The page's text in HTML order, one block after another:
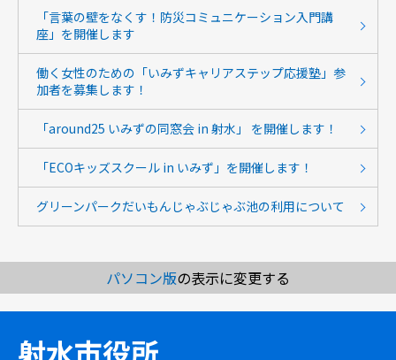
「言葉の壁をなくす！防災コミュニケーション入門講
座」を開催します
働く女性のための「いみずキャリアステップ応援塾」参
加者を募集します！
「around25 いみずの同窓会 in 射水」 を開催します！
「ECOキッズスクール in いみず」を開催します！
グリーンパークだいもんじゃぶじゃぶ池の利用について
パソコン版の表示に変更する